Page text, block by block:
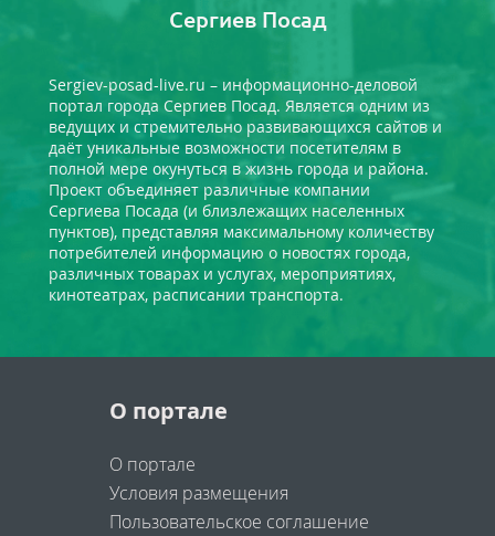
Сергиев Посад
Sergiev-posad-live.ru – информационно-деловой
портал города Сергиев Посад. Является одним из
ведущих и стремительно развивающихся сайтов и
даёт уникальные возможности посетителям в
полной мере окунуться в жизнь города и района.
Проект объединяет различные компании
Сергиева Посада (и близлежащих населенных
пунктов), представляя максимальному количеству
потребителей информацию о новостях города,
различных товарах и услугах, мероприятиях,
кинотеатрах, расписании транспорта.
О портале
О портале
Условия размещения
Пользовательское соглашение